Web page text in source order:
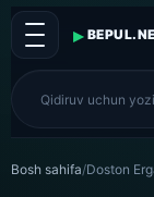
▸
Bosh sahifa/Doston